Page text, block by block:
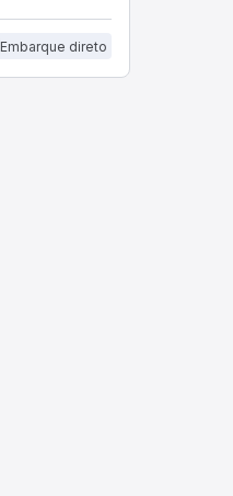
Embarque direto